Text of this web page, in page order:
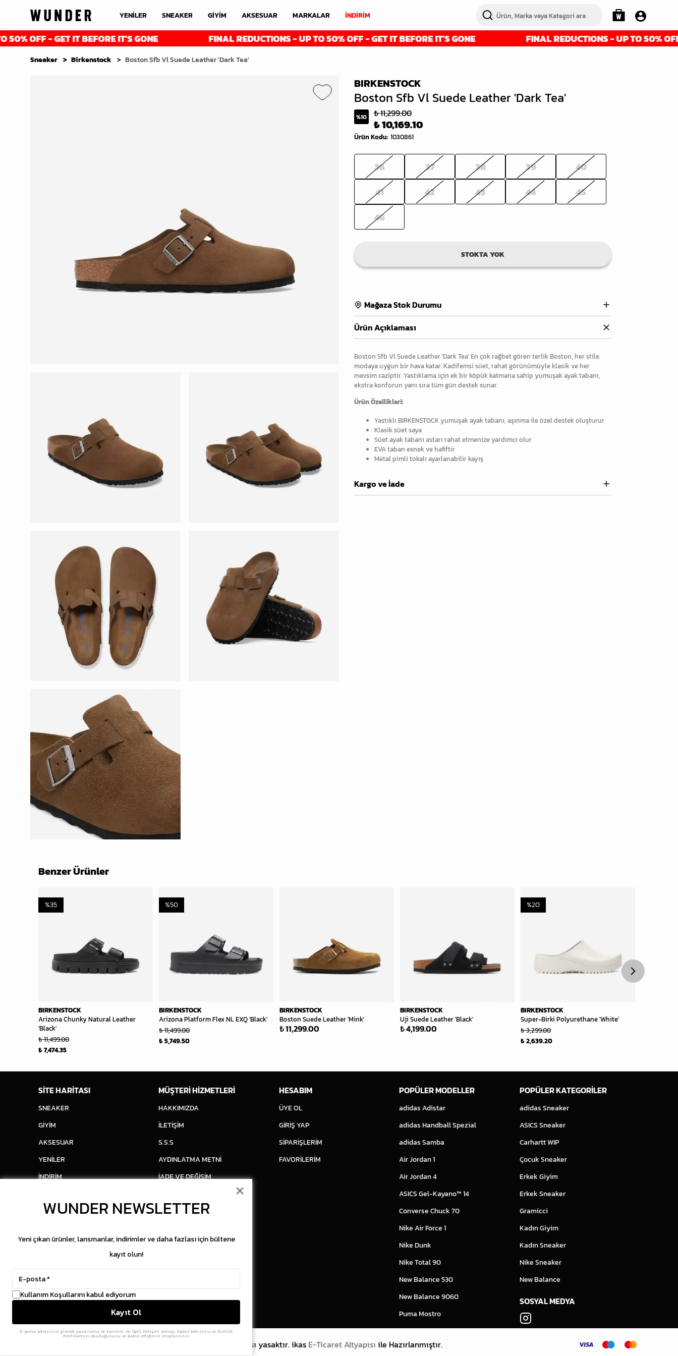
YENİLER SNEAKER GİYİM AKSESUAR MARKALAR İNDİRİM
- GET IT BEFORE IT'S GONE FINAL REDUCTIONS - UP TO 50% OFF - GET IT BEFORE IT'S GONE FINAL REDUCTIONS - UP TO 50% OFF - GET
Sneaker Birkenstock Boston Sfb Vl Suede Leather 'Dark Tea'
BIRKENSTOCK
Boston Sfb Vl Suede Leather 'Dark Tea'
%10 ₺ 11,299.00
₺ 10,169.10
Ürün Kodu: 1030861
36 37 38 39
40
41
42 43 44
45
46
STOKTA YOK
Mağaza Stok Durumu
Ürün Açıklaması
Boston Sfb Vl Suede Leather 'Dark Tea' En çok rağbet gören terlik Boston, her stile
modaya uygun bir hava katar. Kadifemsi süet, rahat görünümüyle klasik ve her
mevsim caziptir. Yastıklama için ek bir köpük katmana sahip yumuşak ayak tabanı,
ekstra konforun yanı sıra tüm gün destek sunar.
Ürün Özellikleri:
Yastıklı BIRKENSTOCK yumuşak ayak tabanı, aşınma ile özel destek oluşturur
Klasik süet saya
Süet ayak tabanı astarı rahat etmenize yardımcı olur
EVA taban esnek ve hafiftir
Metal pimli tokalı ayarlanabilir kayış
Kargo ve İade
Benzer Ürünler
BIRKENSTOCK
Arizona Chunky Natural Leather
'Black'
%35
₺ 11,499.00
₺ 7,474.35
BIRKENSTOCK
Arizona Platform Flex NL EXQ 'Black'
%50
₺ 11,499.00
₺ 5,749.50
BIRKENSTOCK
Boston Suede Leather 'Mink'
₺ 11,299.00
BIRKENSTOCK
Uji Suede Leather 'Black'
₺ 4,199.00
BIRKENSTOCK
Super-Birki Polyurethane 'White'
%20
₺ 3,299.00
₺ 2,639.20
SİTE HARİTASI
SNEAKER
GİYİM
AKSESUAR
YENİLER
İNDİRİM
MÜŞTERİ HİZMETLERİ
HAKKIMIZDA
İLETİŞİM
S.S.S
AYDINLATMA METNİ
İADE VE DEĞİŞİM
HESABIM
ÜYE OL
GİRİŞ YAP
SİPARİŞLERİM
FAVORİLERİM
POPÜLER MODELLER
adidas Adistar
adidas Handball Spezial
adidas Samba
Air Jordan 1
Air Jordan 4
ASICS Gel-Kayano™ 14
Converse Chuck 70
Nike Air Force 1
Nike Dunk
Nike Total 90
New Balance 530
New Balance 9060
Puma Mostro
POPÜLER KATEGORİLER
adidas Sneaker
ASICS Sneaker
Carhartt WIP
Çocuk Sneaker
Erkek Giyim
Erkek Sneaker
Gramicci
Kadın Giyim
Kadın Sneaker
Nike Sneaker
New Balance
SOSYAL MEDYA
Copyright © 2026 WUNDER. İçeriklerin izinsiz kopyalanması yasaktır.ikas E-Ticaret Altyapısı ile Hazırlanmıştır.
WUNDER NEWSLETTER
Yeni çıkan ürünler, lansmanlar, indirimler ve daha fazlası için bültene
kayıt olun!
Kullanım Koşullarını kabul ediyorum
Kayıt Ol
E-posta adresinizi girerek pazarlama ve tanıtım ile ilgili iletişim almayı kabul edersiniz ve Gizlilik
Politikamızı okuduğunuzu ve kabul ettiğinizi onaylarsınız.